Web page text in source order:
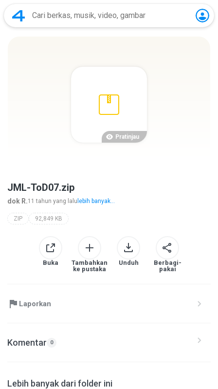
Pratinjau
JML-ToD07.zip
dok R.11 tahun yang lalu lebih banyak...
ZIP 92,849 KB
Buka
Tambahkan
ke pustaka
Unduh
Berbagi-
pakai
Laporkan
Komentar 0
Lebih banyak dari folder ini